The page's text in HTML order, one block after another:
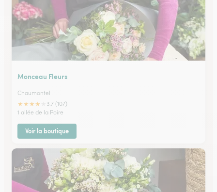
Monceau Fleurs
Chaumontel
★★★★
3.7 (107)
1 allée de la Poire
Voir la boutique